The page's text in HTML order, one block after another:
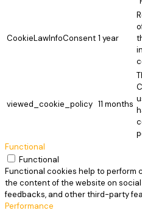
CookieLawInfoConsent 1 year
viewed_cookie_policy 11 months
Functional
Functional
Functional cookies help to
the content of the website on
feedbacks, and other third-party
Performance